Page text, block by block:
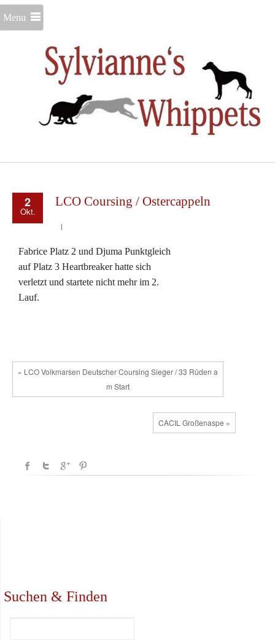
Menu
2
Okt.
LCO Coursing / Ostercappeln
Fabrice Platz 2 und Djuma Punktgleich
auf Platz 3 Heartbreaker hatte sich
verletzt und startete nicht mehr im 2.
Lauf.
« LCO Volkmarsen Deutscher Coursing Sieger / 33 Rüden a
m Start
CACIL Großenaspe »
Suchen & Finden